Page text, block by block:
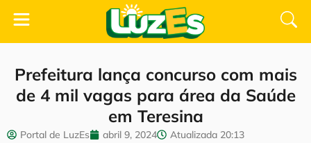
Prefeitura lança concurso com mais
de 4 mil vagas para área da Saúde
em Teresina
Portal de LuzEs abril 9, 2024 Atualizada 20:13